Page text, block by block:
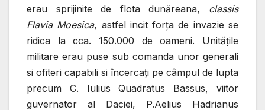
erau sprijinite de flota dunăreana, classis
Flavia Moesica, astfel incit forţa de invazie se
ridica la cca. 150.000 de oameni. Unităţile
militare erau puse sub comanda unor generali
si ofiteri capabili si încercaţi pe câmpul de lupta
precum C. Iulius Quadratus Bassus, viitor
guvernator al Daciei, P.Aelius Hadrianus